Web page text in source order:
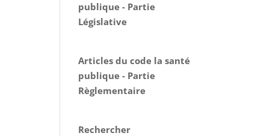
publique - Partie
Législative
Articles du code la santé
publique - Partie
Règlementaire
Rechercher